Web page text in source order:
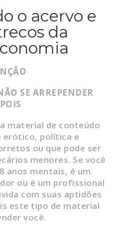
o acervo e
da
SE ARREPENDER
material de conteúdo
erótico, política e
ou que pode ser
menores. Se você
anos mentais, é um
ou é um profissional
com suas aptidões
este tipo de material
você.